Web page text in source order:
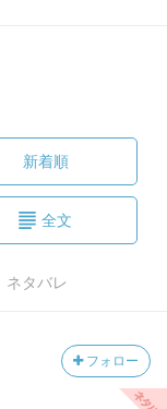
新着順
全文
ネタバレ
フォロー